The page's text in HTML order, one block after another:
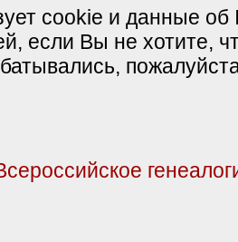
cookie и данные об
если Вы не хотите,